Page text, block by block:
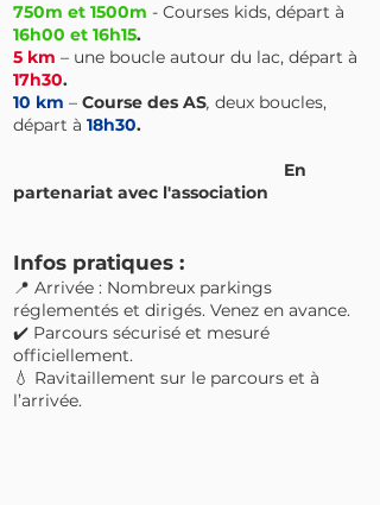
750m et 1500m - Courses kids, départ à
16h00 et 16h15.
5 km – une boucle autour du lac, départ à
17h30.
10 km – Course des AS, deux boucles,
départ à 18h30.
En
partenariat avec l'association
Infos pratiques :
📍 Arrivée : Nombreux parkings
réglementés et dirigés. Venez en avance.
✔️ Parcours sécurisé et mesuré
officiellement.
💧 Ravitaillement sur le parcours et à
l’arrivée.